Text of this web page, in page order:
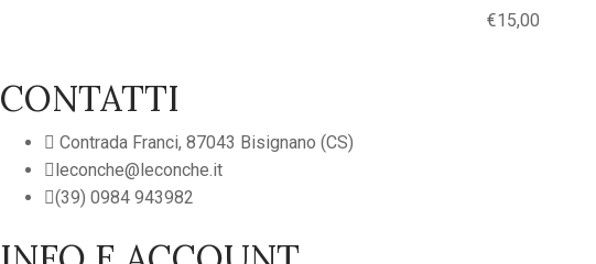
€15,00
CONTATTI
Contrada Franci, 87043 Bisignano (CS)
leconche@leconche.it
(39) 0984 943982